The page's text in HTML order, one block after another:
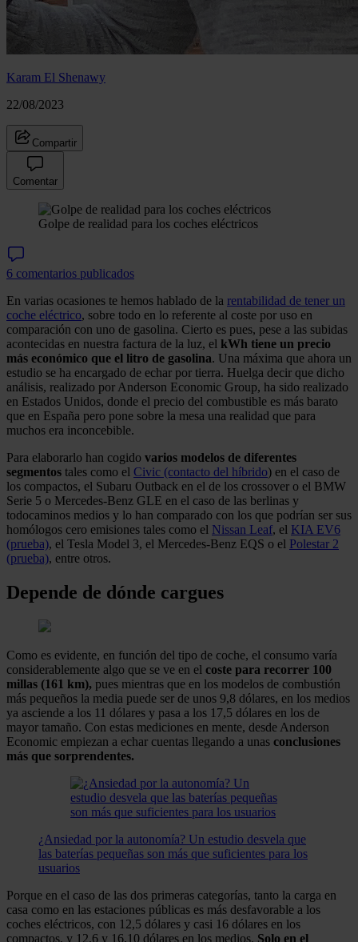
Karam El Shenawy
22/08/2023
Compartir
Comentar
Golpe de realidad para los coches eléctricos
6 comentarios publicados
En varias ocasiones te hemos hablado de la rentabilidad de tener un
coche eléctrico, sobre todo en lo referente al coste por uso en
comparación con uno de gasolina. Cierto es pues, pese a las subidas
acontecidas en nuestra factura de la luz, el kWh tiene un precio
más económico que el litro de gasolina. Una máxima que ahora un
estudio se ha encargado de echar por tierra. Huelga decir que dicho
análisis, realizado por Anderson Economic Group, ha sido realizado
en Estados Unidos, donde el precio del combustible es más barato
que en España pero pone sobre la mesa una realidad que para
muchos era inconcebible.
Para elaborarlo han cogido varios modelos de diferentes
segmentos tales como el Civic (contacto del híbrido) en el caso de
los compactos, el Subaru Outback en el de los crossover o el BMW
Serie 5 o Mercedes-Benz GLE en el caso de las berlinas y
todocaminos medios y lo han comparado con los que podrían ser sus
homólogos cero emisiones tales como el Nissan Leaf, el KIA EV6
(prueba), el Tesla Model 3, el Mercedes-Benz EQS o el Polestar 2
(prueba), entre otros.
Depende de dónde cargues
Como es evidente, en función del tipo de coche, el consumo varía
considerablemente algo que se ve en el coste para recorrer 100
millas (161 km), pues mientras que en los modelos de combustión
más pequeños la media puede ser de unos 9,8 dólares, en los medios
ya asciende a los 11 dólares y pasa a los 17,5 dólares en los de
mayor tamaño. Con estas mediciones en mente, desde Anderson
Economic empiezan a echar cuentas llegando a unas conclusiones
más que sorprendentes.
¿Ansiedad por la autonomía? Un estudio desvela que
las baterías pequeñas son más que suficientes para los
usuarios
Porque en el caso de las dos primeras categorías, tanto la carga en
casa como en las estaciones públicas es más desfavorable a los
coches eléctricos, con 12,5 dólares y casi 16 dólares en los
compactos, y 12,6 y 16,10 dólares en los medios. Solo en el